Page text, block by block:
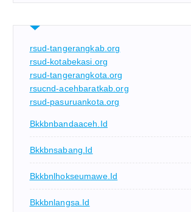
rsud-tangerangkab.org
rsud-kotabekasi.org
rsud-tangerangkota.org
rsucnd-acehbaratkab.org
rsud-pasuruankota.org
Bkkbnbandaaceh.id
Bkkbnsabang.id
Bkkbnlhokseumawe.id
Bkkbnlangsa.id